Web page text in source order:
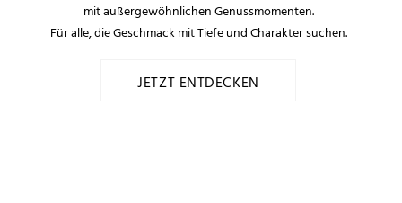
mit außergewöhnlichen Genussmomenten.
Für alle, die Geschmack mit Tiefe und Charakter suchen.
JETZT ENTDECKEN